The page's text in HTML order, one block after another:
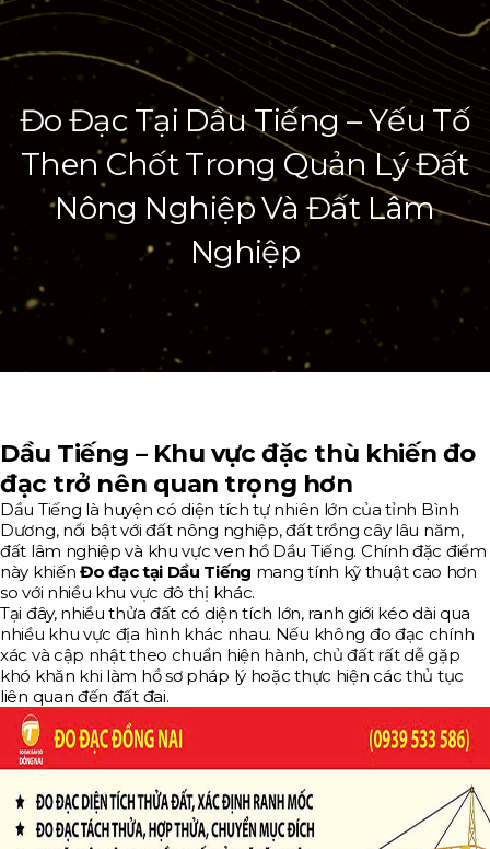
Đo Đạc Tại Dầu Tiếng – Yếu Tố
Then Chốt Trong Quản Lý Đất
Nông Nghiệp Và Đất Lâm
Nghiệp
Dầu Tiếng – Khu vực đặc thù khiến đo
đạc trở nên quan trọng hơn
Dầu Tiếng là huyện có diện tích tự nhiên lớn của tỉnh Bình
Dương, nổi bật với đất nông nghiệp, đất trồng cây lâu năm,
đất lâm nghiệp và khu vực ven hồ Dầu Tiếng. Chính đặc điểm
này khiến Đo đạc tại Dầu Tiếng mang tính kỹ thuật cao hơn
so với nhiều khu vực đô thị khác.
Tại đây, nhiều thửa đất có diện tích lớn, ranh giới kéo dài qua
nhiều khu vực địa hình khác nhau. Nếu không đo đạc chính
xác và cập nhật theo chuẩn hiện hành, chủ đất rất dễ gặp
khó khăn khi làm hồ sơ pháp lý hoặc thực hiện các thủ tục
liên quan đến đất đai.